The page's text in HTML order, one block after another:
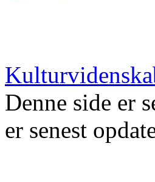
Denne side er
er senest